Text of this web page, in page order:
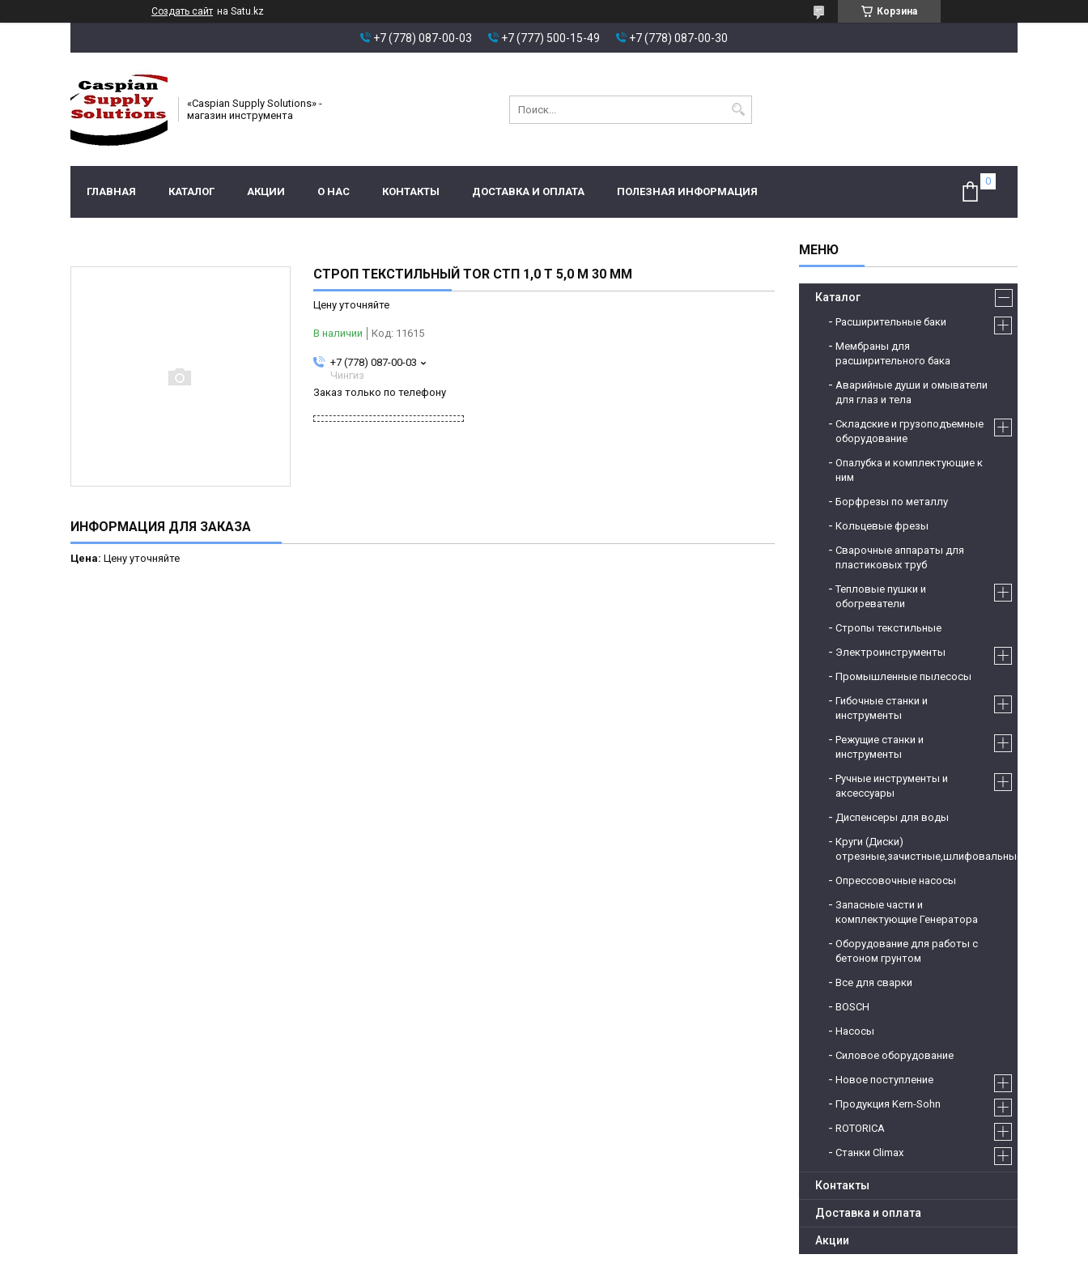
Создать сайт на Satu.kz Корзина
+7 (778) 087-00-03 +7 (777) 500-15-49 +7 (778) 087-00-30
«Caspian Supply Solutions» -
магазин инструмента
ГЛАВНАЯ КАТАЛОГ АКЦИИ О НАС КОНТАКТЫ ДОСТАВКА И ОПЛАТА ПОЛЕЗНАЯ ИНФОРМАЦИЯ
СТРОП ТЕКСТИЛЬНЫЙ TOR СТП 1,0 Т 5,0 М 30 ММ
Цену уточняйте
В наличии Код: 11615
+7 (778) 087-00-03
Чингиз
Заказ только по телефону
ИНФОРМАЦИЯ ДЛЯ ЗАКАЗА
Цена: Цену уточняйте
Каталог
Расширительные баки
Мембраны для
расширительного бака
Аварийные души и омыватели
для глаз и тела
Складские и грузоподъемные
оборудование
Опалубка и комплектующие к
ним
Борфрезы по металлу
Кольцевые фрезы
Сварочные аппараты для
пластиковых труб
Тепловые пушки и
обогреватели
Стропы текстильные
Электроинструменты
Промышленные пылесосы
Гибочные станки и
инструменты
Режущие станки и
инструменты
Ручные инструменты и
аксессуары
Диспенсеры для воды
Круги (Диски)
отрезные,зачистные,шлифовальные
Опрессовочные насосы
Запасные части и
комплектующие Генератора
Оборудование для работы с
бетоном грунтом
Все для сварки
BOSCH
Насосы
Силовое оборудование
Новое поступление
Продукция Kern-Sohn
ROTORICA
Станки Climax
Контакты
Доставка и оплата
Акции